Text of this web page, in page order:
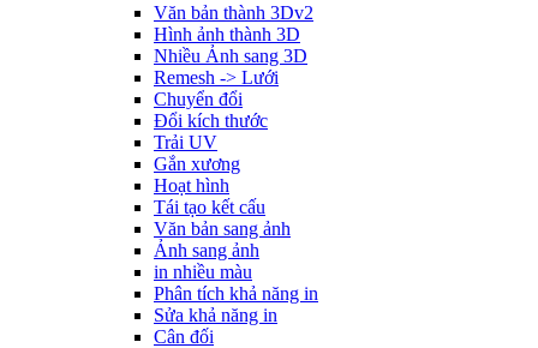
Văn bản thành 3Dv2
Hình ảnh thành 3D
Nhiều Ảnh sang 3D
Remesh -> Lưới
Chuyển đổi
Đổi kích thước
Trải UV
Gắn xương
Hoạt hình
Tái tạo kết cấu
Văn bản sang ảnh
Ảnh sang ảnh
in nhiều màu
Phân tích khả năng in
Sửa khả năng in
Cân đối